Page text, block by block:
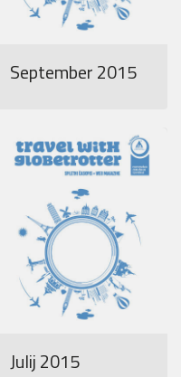
September 2015
Julij 2015